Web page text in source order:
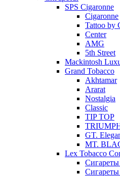
SPS Cigaronne
Сigaronne
Tattoo by
Center
AMG
5th Street
Mackintosh
Grand Tobacco
Akhtamar
Ararat
Nostalgia
Classic
TIP TOP
GT.
MT.
Lex Tobacco